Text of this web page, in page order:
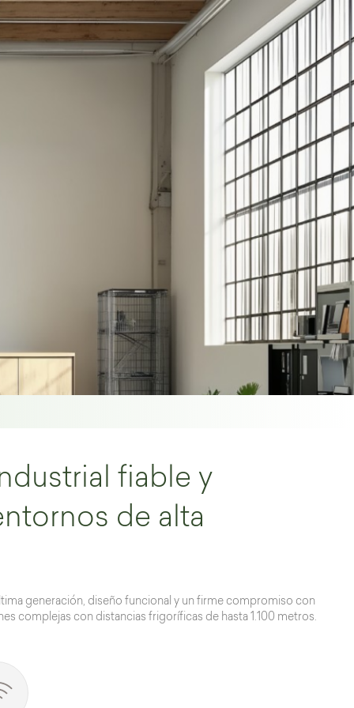
fiable y
de alta
generación, diseño funcional y un firme compromiso con
complejas con distancias frigoríficas de hasta 1.100 metros.